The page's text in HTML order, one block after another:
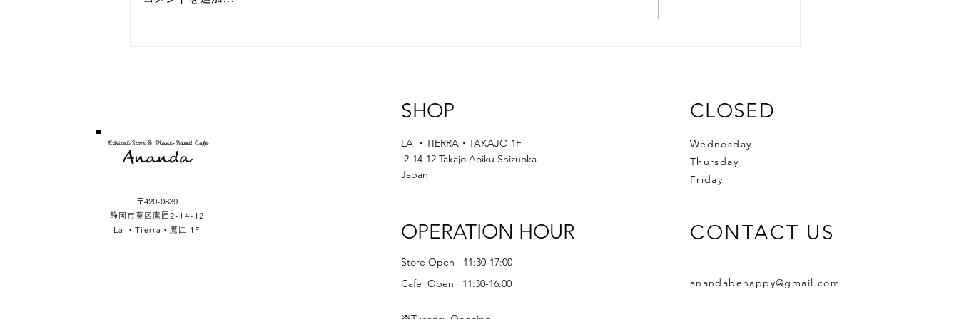
〒420-0839
静岡市葵区鷹匠2-14-12
La ・Tierra・鷹匠 1F
SHOP
LA ・TIERRA・TAKAJO 1F
2-14-12 Takajo Aoiku Shizuoka
Japan
OPERATION HOUR
Store Open 11:30-17:00
Cafe Open 11:30-16:00
CLOSED
Wednesday
Thursday
Friday
CONTACT US
anandabehappy@gmail.com